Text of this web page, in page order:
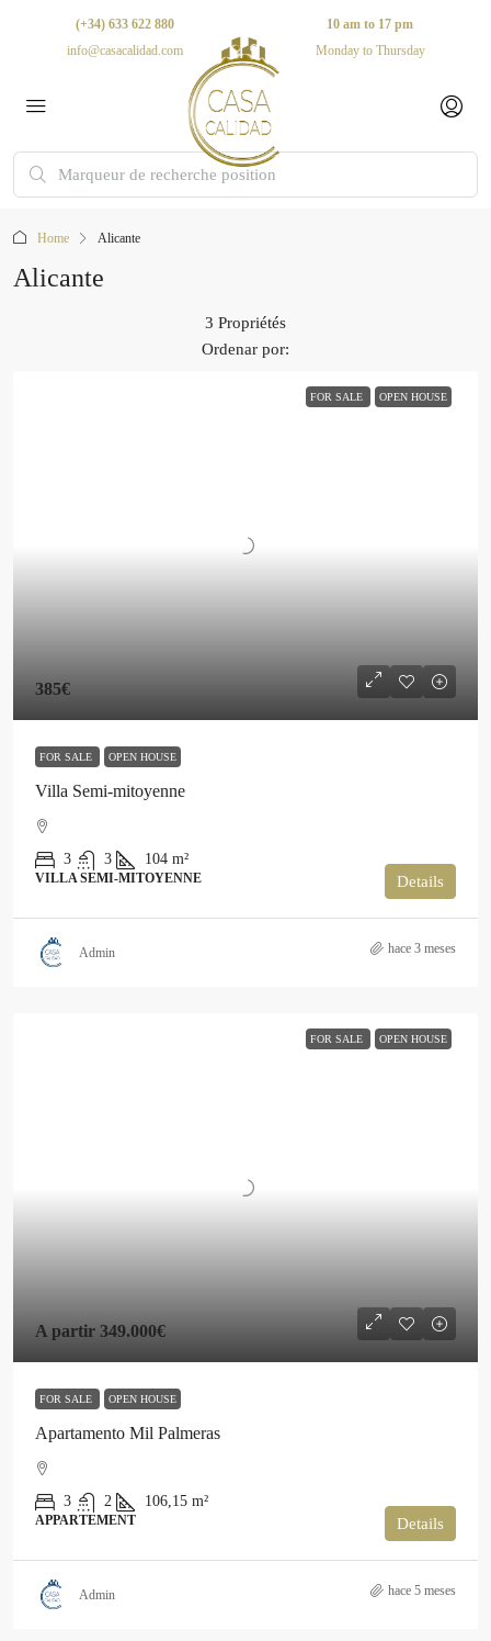
(+34) 633 622 880
info@casacalidad.com
10 am to 17 pm
Monday to Thursday
Home Alicante
Alicante
3 Propriétés
Ordenar por:
FOR SALE OPEN HOUSE
385€
FOR SALE OPEN HOUSE
Villa Semi-mitoyenne
3 3 104 m²
VILLA SEMI-MITOYENNE Details
Admin hace 3 meses
FOR SALE OPEN HOUSE
A partir 349.000€
FOR SALE OPEN HOUSE
Apartamento Mil Palmeras
3 2 106,15 m²
APPARTEMENT Details
Admin hace 5 meses